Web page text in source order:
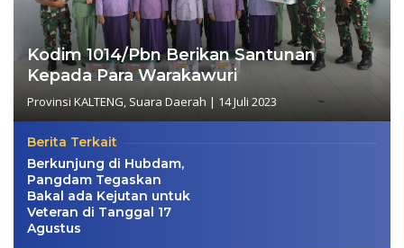
Kodim 1014/Pbn Berikan Santunan
Kepada Para Warakawuri
Provinsi KALTENG, Suara Daerah | 14 Juli 2023
Berita Terkait
Berkunjung di Hubdam,
Pangdam Tegaskan
Bakal ada Kejutan untuk
Veteran di Tanggal 17
Agustus